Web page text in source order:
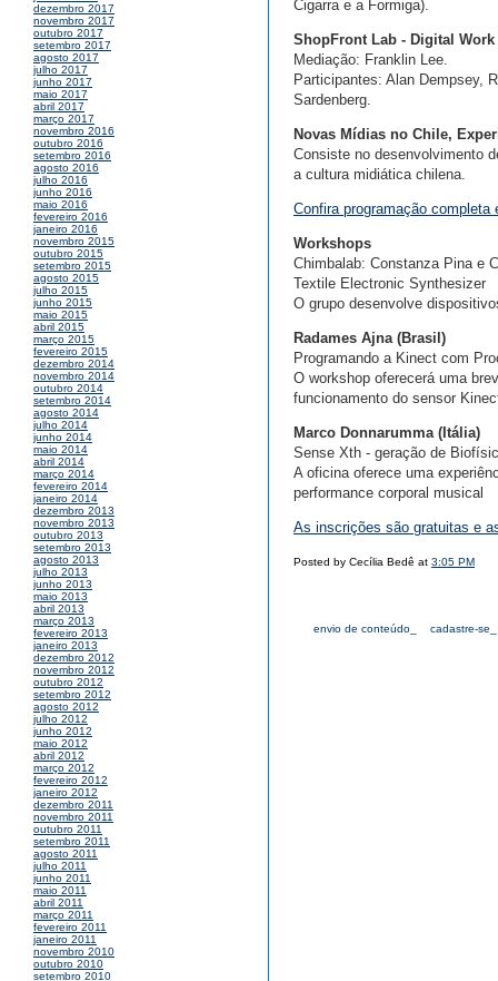
dezembro 2017
novembro 2017
outubro 2017
setembro 2017
agosto 2017
julho 2017
junho 2017
maio 2017
abril 2017
março 2017
novembro 2016
outubro 2016
setembro 2016
agosto 2016
julho 2016
junho 2016
maio 2016
fevereiro 2016
janeiro 2016
novembro 2015
outubro 2015
setembro 2015
agosto 2015
julho 2015
junho 2015
maio 2015
abril 2015
março 2015
fevereiro 2015
dezembro 2014
novembro 2014
outubro 2014
setembro 2014
agosto 2014
julho 2014
junho 2014
maio 2014
abril 2014
março 2014
fevereiro 2014
janeiro 2014
dezembro 2013
novembro 2013
outubro 2013
setembro 2013
agosto 2013
julho 2013
junho 2013
maio 2013
abril 2013
março 2013
fevereiro 2013
janeiro 2013
dezembro 2012
novembro 2012
outubro 2012
setembro 2012
agosto 2012
julho 2012
junho 2012
maio 2012
abril 2012
março 2012
fevereiro 2012
janeiro 2012
dezembro 2011
novembro 2011
outubro 2011
setembro 2011
agosto 2011
julho 2011
junho 2011
maio 2011
abril 2011
março 2011
fevereiro 2011
janeiro 2011
novembro 2010
outubro 2010
setembro 2010
Cigarra e a Formiga).
ShopFront Lab - Digital Work
Mediação: Franklin Lee.
Participantes: Alan Dempsey,
Sardenberg.
Novas Mídias no Chile,
Consiste no desenvolvimento
a cultura midiática chilena.
Confira programação
Workshops
Chimbalab: Constanza Pina e
Textile Electronic Synthesizer
O grupo desenvolve
Radames Ajna (Brasil)
Programando a Kinect com
O workshop oferecerá uma
funcionamento do sensor
Marco Donnarumma (Itália)
Sense Xth - geração de
A oficina oferece uma
performance corporal musical
As inscrições são gratuitas e
Posted by Cecília Bedê at 3:05 PM
envio de conteúdo_ cadastre-se_